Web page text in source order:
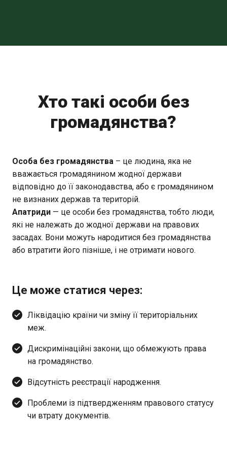
Хто такі особи без
громадянства?
Особа без громадянства – це людина, яка не
вважається громадянином жодної держави
відповідно до її законодавства, або є громадянином
не визнаних держав та територій.
Апатриди — це особи без громадянства, тобто люди,
які не належать до жодної держави на правових
засадах. Вони можуть народитися без громадянства
або втратити його пізніше, і не отримати нового.
Це може статися через:
Ліквідацію країни чи зміну її територіальних
меж.
Дискримінаційні закони, що обмежують права
на громадянство.
Відсутність реєстрації народження.
Проблеми із підтвердженням правового статусу
чи втрату документів.